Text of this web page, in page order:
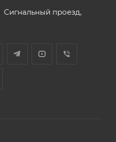
Сигнальный проезд,